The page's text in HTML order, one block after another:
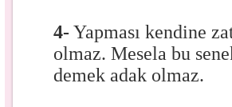
4- Yapması kendine
olmaz. Mesela bu
demek adak olmaz.